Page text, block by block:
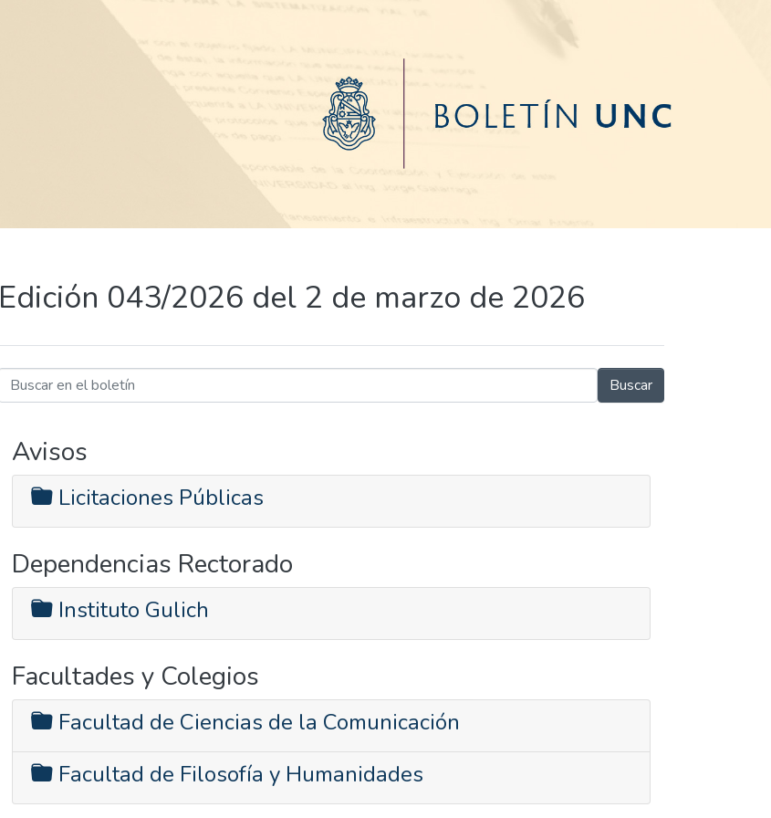
Edición 043/2026 del 2 de marzo de 2026
Buscar
Avisos
Licitaciones Públicas
Dependencias Rectorado
Instituto Gulich
Facultades y Colegios
Facultad de Ciencias de la Comunicación
Facultad de Filosofía y Humanidades